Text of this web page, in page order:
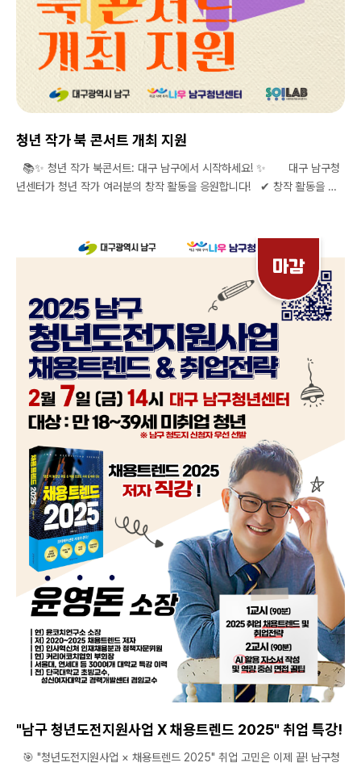
청년 작가 북 콘서트 개최 지원
📚✨ 청년 작가 북콘서트: 대구 남구에서 시작하세요! ✨ 대구 남구청
년센터가 청년 작가 여러분의 창작 활동을 응원합니다! ✔ 창작 활동을 이
간 | 2025.11. 까지 상시 모집 📓 진행장소 | 대구남구청년센터 (대구 남구
봉덕남로 99, 1F) 📓 신청대상 | 청년 작가(만 18세~ 39세) 📓 지원내
태의 리플렛 📓 북콘서트는 대면 인터뷰를 통해 선발됩니다. 인터뷰 일정
은 신청서 제출 후 개별 연락을 통해 조율 할 예정입니다. 📓문의 ▪️ 남구
청년센터 인스타그램 @youth_namgu ▪️ Tel. 053-473-2023 청
년작가의 꿈, 남구에서 이뤄집니다! 지금 함께하세요.
마감
"남구 청년도전지원사업 X 채용트렌드 2025" 취업 특강!